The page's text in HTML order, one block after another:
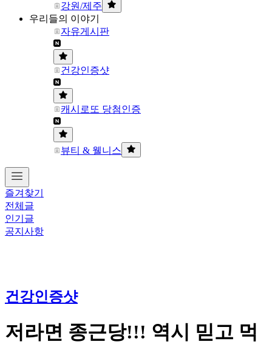
강원/제주
우리들의 이야기
자유게시판
건강인증샷
캐시로또 당첨인증
뷰티 & 웰니스
즐겨찾기
전체글
인기글
공지사항
건강인증샷
저라면 종근당!!! 역시 믿고 먹